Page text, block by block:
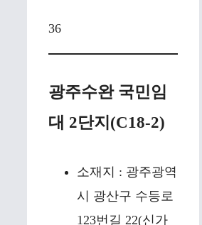
36
광주수완 국민임
대 2단지(C18-2)
소재지 : 광주광역
시 광산구 수등로
123번길 22(신가